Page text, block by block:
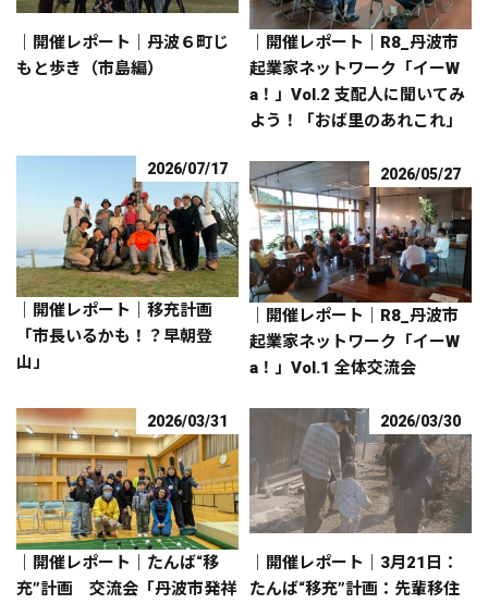
｜開催レポート｜丹波６町じ
もと歩き（市島編）
｜開催レポート｜R8_丹波市
起業家ネットワーク「イーW
a！」Vol.2 支配人に聞いてみ
よう！「おば里のあれこれ」
2026/07/17
｜開催レポート｜移充計画
「市長いるかも！？早朝登
山」
2026/05/27
｜開催レポート｜R8_丹波市
起業家ネットワーク「イーW
a！」Vol.1 全体交流会
2026/03/31
｜開催レポート｜たんば“移
充”計画 交流会「丹波市発祥
2026/03/30
｜開催レポート｜3月21日：
たんば“移充”計画：先輩移住